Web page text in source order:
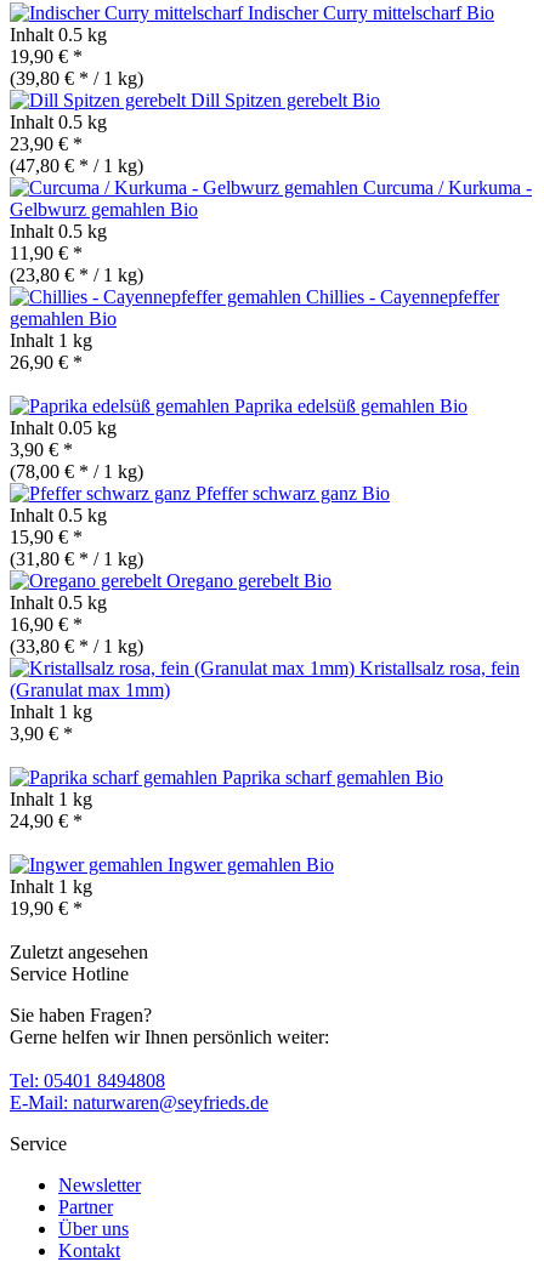
Indischer Curry mittelscharfBio
Inhalt 0.5 kg
19,90 € *
(39,80 € * / 1 kg)
Dill Spitzen gerebelt Bio
Inhalt 0.5 kg
23,90 € *
(47,80 € * / 1 kg)
Curcuma / Kurkuma -
Gelbwurz gemahlen Bio
Inhalt 0.5 kg
11,90 € *
(23,80 € * / 1 kg)
Chillies - Cayennepfeffer
gemahlen Bio
Inhalt 1 kg
26,90 € *
Paprika edelsüß gemahlen Bio
Inhalt 0.05 kg
3,90 € *
(78,00 € * / 1 kg)
Pfeffer schwarz ganz Bio
Inhalt 0.5 kg
15,90 € *
(31,80 € * / 1 kg)
Oregano gerebelt Bio
Inhalt 0.5 kg
16,90 € *
(33,80 € * / 1 kg)
Kristallsalz rosa, fein
(Granulat max 1mm)
Inhalt 1 kg
3,90 € *
Paprika scharf gemahlen Bio
Inhalt 1 kg
24,90 € *
Ingwer gemahlen Bio
Inhalt 1 kg
19,90 € *
Zuletzt angesehen
Service Hotline
Sie haben Fragen?
Gerne helfen wir Ihnen persönlich weiter:
Tel: 05401 8494808
E-Mail: naturwaren@seyfrieds.de
Service
Newsletter
Partner
Über uns
Kontakt